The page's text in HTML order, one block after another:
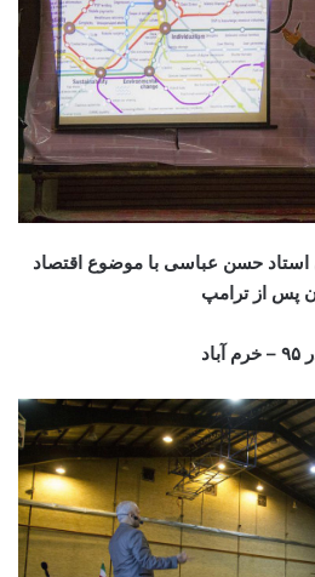
حسن عباسی با موضوع اقتصاد
پس از ترامپ